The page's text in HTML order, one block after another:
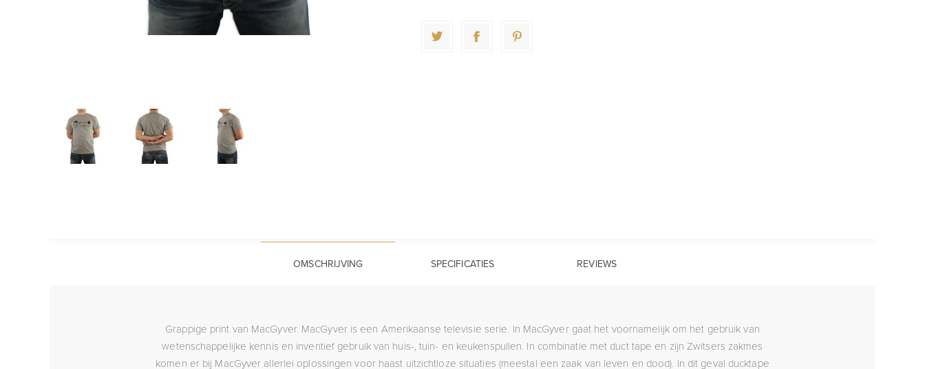
OMSCHRIJVING SPECIFICATIES REVIEWS
Grappige print van MacGyver. MacGyver is een Amerikaanse televisie serie. In MacGyver gaat het voornamelijk om het gebruik van
wetenschappelijke kennis en inventief gebruik van huis-, tuin- en keukenspullen. In combinatie met duct tape en zijn Zwitsers zakmes
komen er bij MacGyver allerlei oplossingen voor haast uitzichtloze situaties (meestal een zaak van leven en dood). In dit geval ducktape